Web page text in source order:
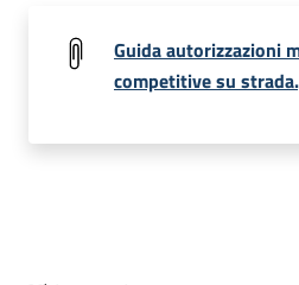
Guida autorizzazioni
competitive su